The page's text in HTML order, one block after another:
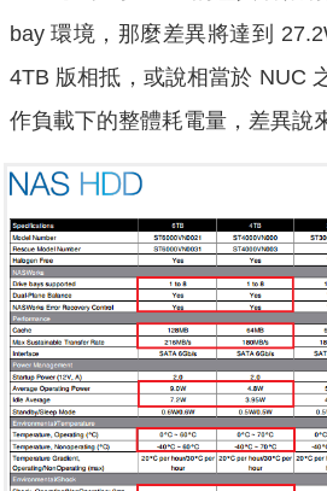
bay 環境，那麼差異將達到
4TB 版相抵，或說相當於 NUC
作負載下的整體耗電量，差異說